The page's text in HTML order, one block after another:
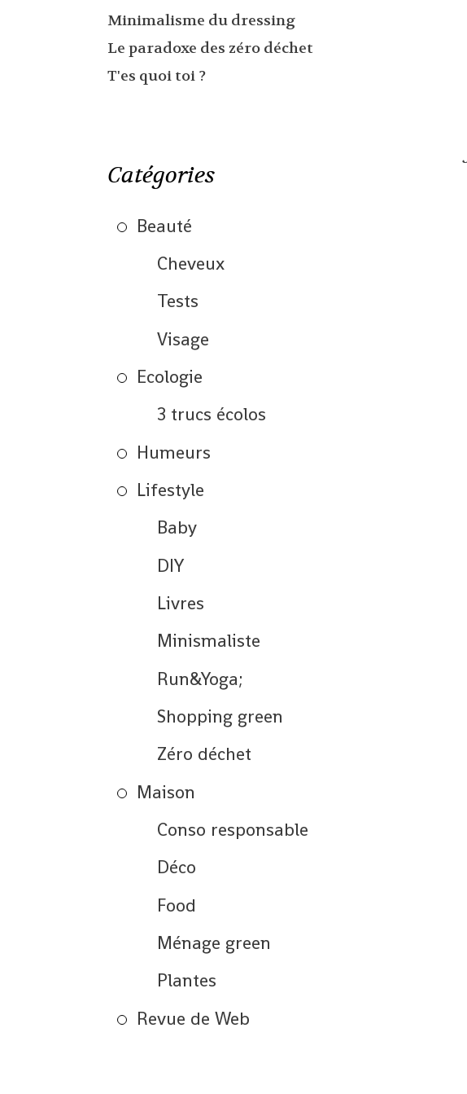
Minimalisme du dressing
Le paradoxe des zéro déchet
T'es quoi toi ?
Catégories
Beauté
Cheveux
Tests
Visage
Ecologie
3 trucs écolos
Humeurs
Lifestyle
Baby
DIY
Livres
Minismaliste
Run&Yoga;
Shopping green
Zéro déchet
Maison
Conso responsable
Déco
Food
Ménage green
Plantes
Revue de Web